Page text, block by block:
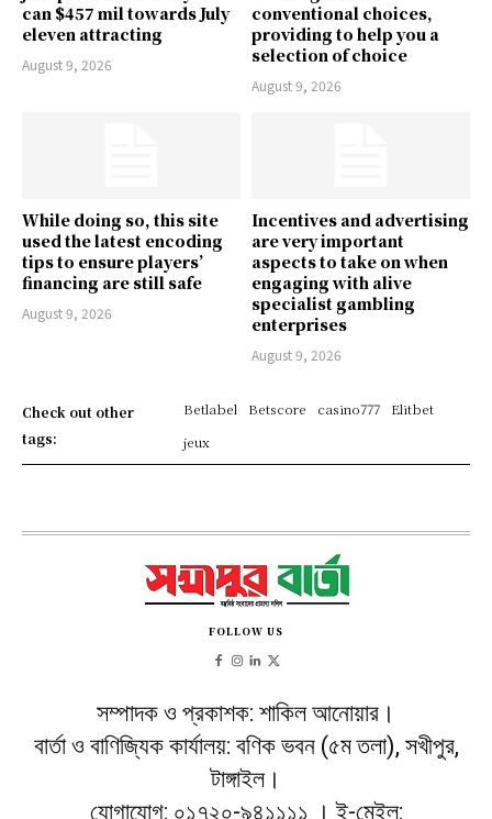
can $457 mil towards July
eleven attracting
August 9, 2026
conventional choices,
providing to help you a
selection of choice
August 9, 2026
While doing so, this site
used the latest encoding
tips to ensure players’
financing are still safe
August 9, 2026
Incentives and advertising
are very important
aspects to take on when
engaging with alive
specialist gambling
enterprises
August 9, 2026
Check out other
tags:
Betlabel Betscore casino777
Elitbet
jeux
FOLLOW US
সম্পাদক ও প্রকাশক: শাকিল আনোয়ার।
বার্তা ও বাণিজ্যিক কার্যালয়: বণিক ভবন (৫ম তলা), সখীপুর,
টাঙ্গাইল।
যোগাযোগ: ০১৭২০-৯৪১১১১ । ই-মেইল: